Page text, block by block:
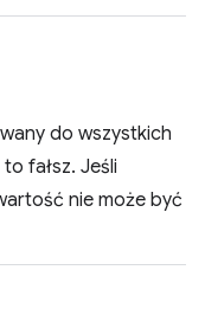
do wszystkich
fałsz. Jeśli
nie może być